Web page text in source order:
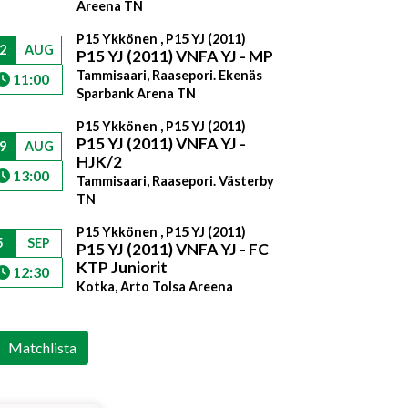
Areena TN
AUG
11:00
P15 Ykkönen , P15 YJ (2011)
P15 YJ (2011) VNFA YJ - MP
Tammisaari, Raasepori. Ekenäs
Sparbank Arena TN
AUG
13:00
P15 Ykkönen , P15 YJ (2011)
P15 YJ (2011) VNFA YJ -
HJK/2
Tammisaari, Raasepori. Västerby
TN
SEP
12:30
P15 Ykkönen , P15 YJ (2011)
P15 YJ (2011) VNFA YJ - FC
KTP Juniorit
Kotka, Arto Tolsa Areena
Matchlista